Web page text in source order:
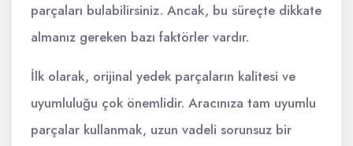
parçaları bulabilirsiniz. Ancak, bu süreçte dikkate
almanız gereken bazı faktörler vardır.
İlk olarak, orijinal yedek parçaların kalitesi ve
uyumluluğu çok önemlidir. Aracınıza tam uyumlu
parçalar kullanmak, uzun vadeli sorunsuz bir